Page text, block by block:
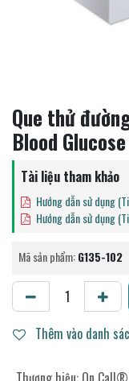
Que thử
Blood
Tài liệu tham khảo
Hướng dẫn sử dụng
Hướng dẫn sử dụng
Mã sản phẩm:G135-102
Thêm vào danh